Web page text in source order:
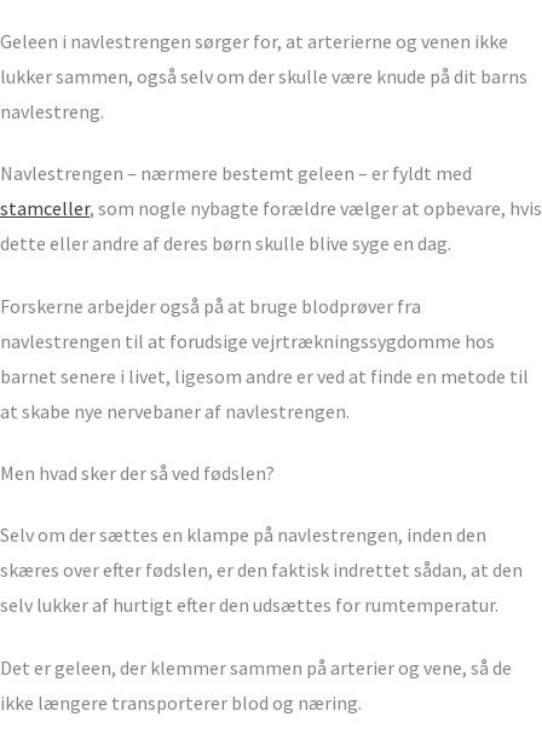
Geleen i navlestrengen sørger for, at arterierne og venen ikke
lukker sammen, også selv om der skulle være knude på dit barns
navlestreng.
Navlestrengen – nærmere bestemt geleen – er fyldt med
stamceller, som nogle nybagte forældre vælger at opbevare, hvis
dette eller andre af deres børn skulle blive syge en dag.
Forskerne arbejder også på at bruge blodprøver fra
navlestrengen til at forudsige vejrtrækningssygdomme hos
barnet senere i livet, ligesom andre er ved at finde en metode til
at skabe nye nervebaner af navlestrengen.
Men hvad sker der så ved fødslen?
Selv om der sættes en klampe på navlestrengen, inden den
skæres over efter fødslen, er den faktisk indrettet sådan, at den
selv lukker af hurtigt efter den udsættes for rumtemperatur.
Det er geleen, der klemmer sammen på arterier og vene, så de
ikke længere transporterer blod og næring.